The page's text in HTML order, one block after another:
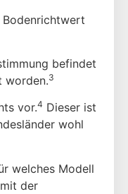
Bodenrichtwert
befindet
worden.3
vor.4 Dieser ist
wohl
welches Modell
der